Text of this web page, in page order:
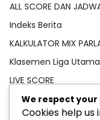
ALL SCORE DAN
Indeks Berita
KALKULATOR MIX
Klasemen Liga
LIVE SCORE
Pedoman Media Siber
PREDIKSI BOLA
We respect
Cookies help